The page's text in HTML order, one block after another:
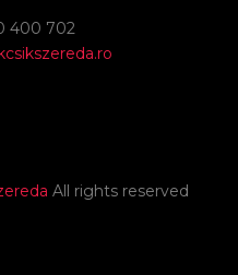
400 702
All rights reserved